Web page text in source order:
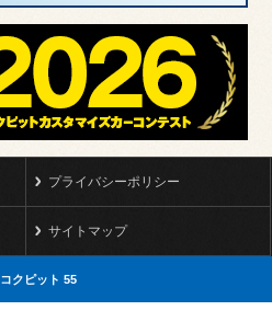
プライバシーポリシー
サイトマップ
コクピット 55